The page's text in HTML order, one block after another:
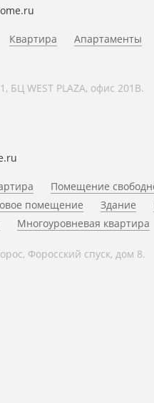
Квартира Апартаменты
БЦ WEST PLAZA, офис 201В.
Помещение
помещение Здание
Многоуровневая квартира
Форосский спуск, дом 8.